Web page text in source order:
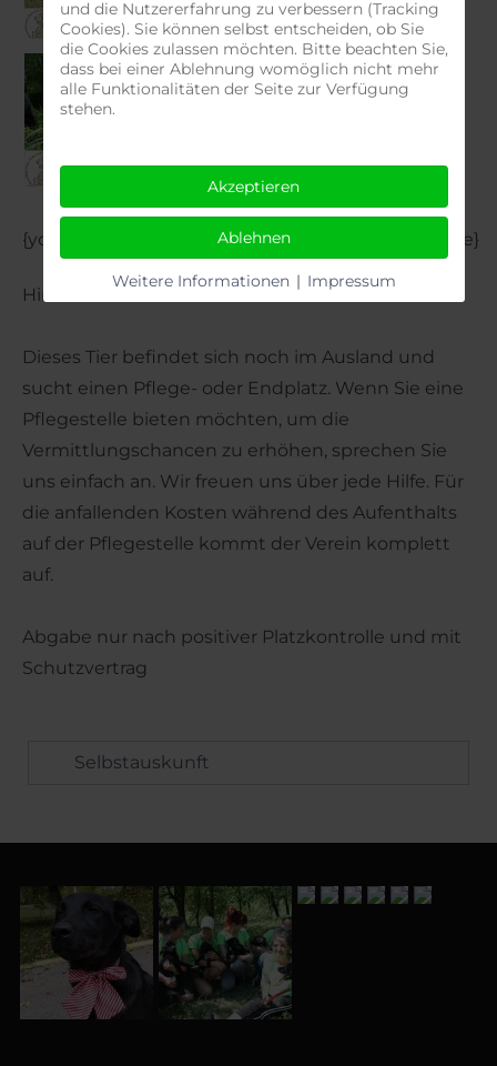
{youtube} https://youtu.be/NnT4BtdMrVo {/youtube}
Hinweis:
Dieses Tier befindet sich noch im Ausland und
sucht einen Pflege- oder Endplatz. Wenn Sie eine
Pflegestelle bieten möchten, um die
Vermittlungschancen zu erhöhen, sprechen Sie
uns einfach an. Wir freuen uns über jede Hilfe. Für
die anfallenden Kosten während des Aufenthalts
auf der Pflegestelle kommt der Verein komplett
auf.
Abgabe nur nach positiver Platzkontrolle und mit
Schutzvertrag
Selbstauskunft
und die Nutzererfahrung zu verbessern (Tracking
Cookies). Sie können selbst entscheiden, ob Sie
die Cookies zulassen möchten. Bitte beachten Sie,
dass bei einer Ablehnung womöglich nicht mehr
alle Funktionalitäten der Seite zur Verfügung
stehen.
Akzeptieren
Ablehnen
Weitere Informationen | Impressum